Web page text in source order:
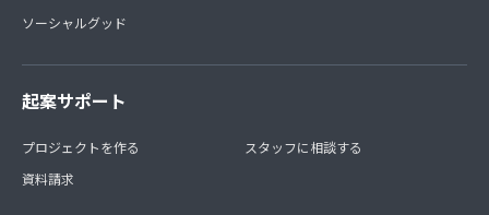
ソーシャルグッド
起案サポート
プロジェクトを作る
資料請求
スタッフに相談する